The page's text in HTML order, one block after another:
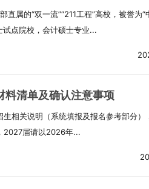
属的“双一流”“211工程”高校，被誉为
点院校，会计硕士专业...
清单及确认注意事项
相关说明（系统填报及报名参考部分
2027届请以2026年...